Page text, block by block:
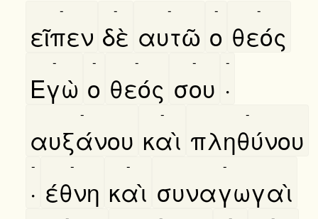
εῖπεν
-
δὲ
-
αυτῶ
-
ο
-
θεός
-
Εγὼ
-
ο
-
θεός
-
σου
-
·
-
αυξάνου
-
καὶ
-
πληθύνου
-
·
-
έθνη
-
καὶ
-
συναγωγαὶ
-